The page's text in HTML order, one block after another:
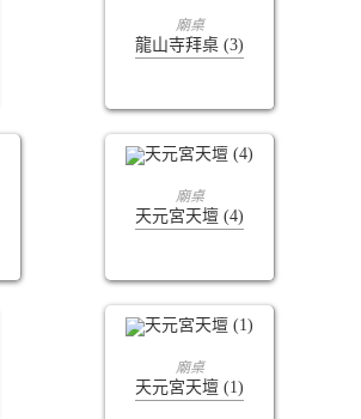
查看內容
廟桌
龍山寺拜桌 (3)
查看內容
廟桌
天元宮天壇 (4)
查看內容
廟桌
天元宮天壇 (1)